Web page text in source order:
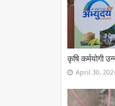
कृषि कर्मयोगी
April 30,